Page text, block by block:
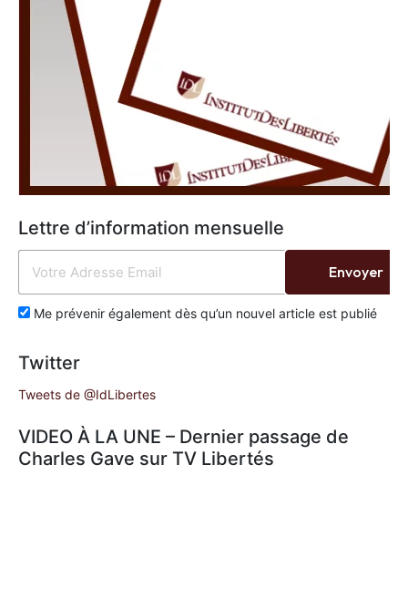
Lettre d’information mensuelle
Me prévenir également dès qu’un nouvel article est publié
Envoyer
Twitter
Tweets de @IdLibertes
VIDEO À LA UNE – Dernier passage de
Charles Gave sur TV Libertés